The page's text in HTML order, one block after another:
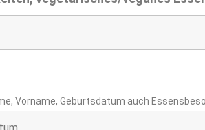
Vorname, Geburtsdatum auch